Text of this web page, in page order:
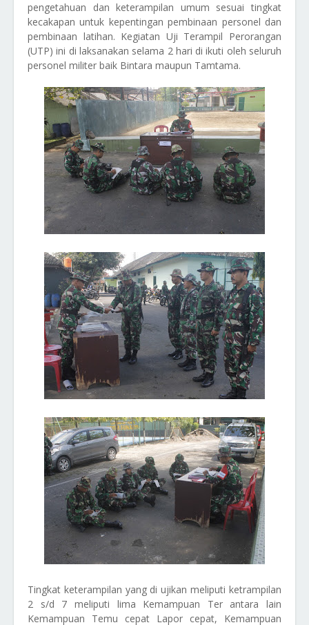
pengetahuan dan keterampilan umum sesuai tingkat
kecakapan untuk kepentingan pembinaan personel dan
pembinaan latihan. Kegiatan Uji Terampil Perorangan
(UTP) ini di laksanakan selama 2 hari di ikuti oleh seluruh
personel militer baik Bintara maupun Tamtama.
Tingkat keterampilan yang di ujikan meliputi ketrampilan
2 s/d 7 meliputi lima Kemampuan Ter antara lain
Kemampuan Temu cepat Lapor cepat, Kemampuan